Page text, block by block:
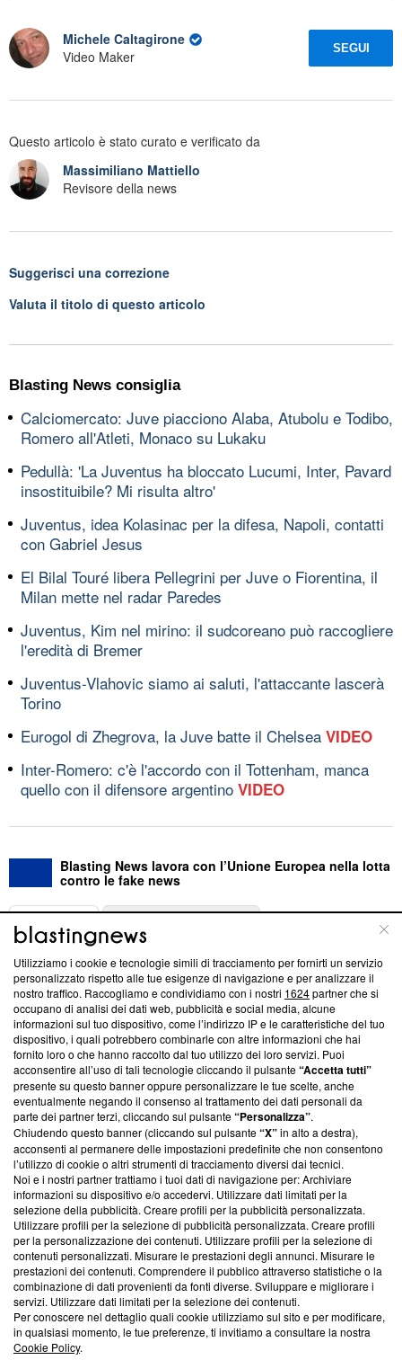
Michele Caltagirone
Video Maker
SEGUI
Questo articolo è stato curato e verificato da
Massimiliano Mattiello
Revisore della news
Suggerisci una correzione
Valuta il titolo di questo articolo
Blasting News consiglia
Calciomercato: Juve piacciono Alaba, Atubolu e Todibo,
Romero all'Atleti, Monaco su Lukaku
Pedullà: 'La Juventus ha bloccato Lucumi, Inter, Pavard
insostituibile? Mi risulta altro'
Juventus, idea Kolasinac per la difesa, Napoli, contatti
con Gabriel Jesus
El Bilal Touré libera Pellegrini per Juve o Fiorentina, il
Milan mette nel radar Paredes
Juventus, Kim nel mirino: il sudcoreano può raccogliere
l'eredità di Bremer
Juventus-Vlahovic siamo ai saluti, l'attaccante lascerà
Torino
Eurogol di Zhegrova, la Juve batte il Chelsea VIDEO
Inter-Romero: c'è l'accordo con il Tottenham, manca
quello con il difensore argentino VIDEO
Blasting News lavora con l’Unione Europea nella lotta
contro le fake news
ABOUT
Questa sezione offre informazioni trasparenti su Blasting
News, sui nostri processi editoriali e su come ci impegniamo a
creare news di qualità. Inoltre, afferma la nostra aderenza a
‘Trust Project - News with Integrity’Blasting News non è
ancora membro del programma, ma ha richiesto di farne
parte; Trust Project non ha ancora effettuato una verifica di
conformità agli standard.
Su di noi
Team editoriale
Corporate
Redazione
Informativa Privacy
Cookie Policy
Blasting SA, IDI CHE-247.845.224, Via Carlo Frasca, 3 - 6900
Lugano (Svizzera) Tel:+39 0690258937
Utilizziamo i cookie e tecnologie simili di tracciamento per fornirti un servizio
personalizzato rispetto alle tue esigenze di navigazione e per analizzare il
nostro traffico. Raccogliamo e condividiamo con i nostri 1624partner che si
occupano di analisi dei dati web, pubblicità e social media, alcune
informazioni sul tuo dispositivo, come l’indirizzo IP e le caratteristiche del tuo
dispositivo, i quali potrebbero combinarle con altre informazioni che hai
fornito loro o che hanno raccolto dal tuo utilizzo dei loro servizi. Puoi
acconsentire all’uso di tali tecnologie cliccando il pulsante“Accetta tutti”
presente su questo banner oppure personalizzare le tue scelte, anche
eventualmente negando il consenso al trattamento dei dati personali da
parte dei partner terzi, cliccando sul pulsante“Personalizza”.
Chiudendo questo banner (cliccando sul pulsante“X”in alto a destra),
acconsenti al permanere delle impostazioni predefinite che non consentono
l’utilizzo di cookie o altri strumenti di tracciamento diversi dai tecnici.
Noi e i nostri partner trattiamo i tuoi dati di navigazione per: Archiviare
informazioni su dispositivo e/o accedervi. Utilizzare dati limitati per la
selezione della pubblicità. Creare profili per la pubblicità personalizzata.
Utilizzare profili per la selezione di pubblicità personalizzata. Creare profili
per la personalizzazione dei contenuti. Utilizzare profili per la selezione di
contenuti personalizzati. Misurare le prestazioni degli annunci. Misurare le
prestazioni dei contenuti. Comprendere il pubblico attraverso statistiche o la
combinazione di dati provenienti da fonti diverse. Sviluppare e migliorare i
servizi. Utilizzare dati limitati per la selezione dei contenuti.
Per conoscere nel dettaglio quali cookie utilizziamo sul sito e per modificare,
in qualsiasi momento, le tue preferenze, ti invitiamo a consultare la nostra
Cookie Policy.